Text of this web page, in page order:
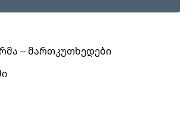
– მართკუთხედები